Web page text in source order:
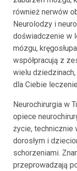
również nerwów
Neurolodzy i
doświadczenie w
mózgu,
współpracują z
wielu
dla Ciebie
Neurochirurgia w
opiece
życie, technicznie
dorosłym i
schorzeniami.
przeprowadzają